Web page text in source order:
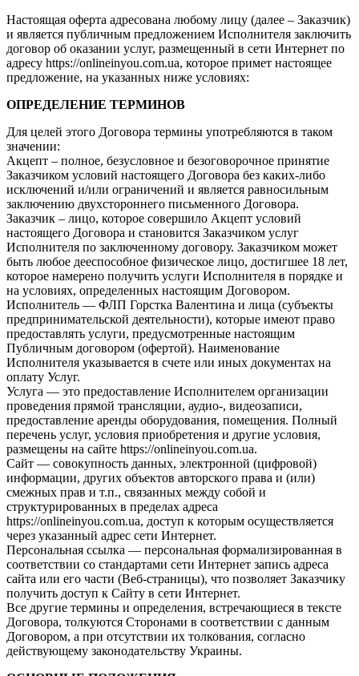
Настоящая оферта адресована любому лицу (далее – Заказчик)
и является публичным предложением Исполнителя заключить
договор об оказании услуг, размещенный в сети Интернет по
адресу https://onlineinyou.com.ua, которое примет настоящее
предложение, на указанных ниже условиях:
ОПРЕДЕЛЕНИЕ ТЕРМИНОВ
Для целей этого Договора термины употребляются в таком
значении:
Акцепт – полное, безусловное и безоговорочное принятие
Заказчиком условий настоящего Договора без каких-либо
исключений и/или ограничений и является равносильным
заключению двухстороннего письменного Договора.
Заказчик – лицо, которое совершило Акцепт условий
настоящего Договора и становится Заказчиком услуг
Исполнителя по заключенному договору. Заказчиком может
быть любое дееспособное физическое лицо, достигшее 18 лет,
которое намерено получить услуги Исполнителя в порядке и
на условиях, определенных настоящим Договором.
Исполнитель — ФЛП Горстка Валентина и лица (субъекты
предпринимательской деятельности), которые имеют право
предоставлять услуги, предусмотренные настоящим
Публичным договором (офертой). Наименование
Исполнителя указывается в счете или иных документах на
оплату Услуг.
Услуга — это предоставление Исполнителем организации
проведения прямой трансляции, аудио-, видеозаписи,
предоставление аренды оборудования, помещения. Полный
перечень услуг, условия приобретения и другие условия,
размещены на сайте https://onlineinyou.com.ua.
Сайт — совокупность данных, электронной (цифровой)
информации, других объектов авторского права и (или)
смежных прав и т.п., связанных между собой и
структурированных в пределах адреса
https://onlineinyou.com.ua, доступ к которым осуществляется
через указанный адрес сети Интернет.
Персональная ссылка — персональная формализированная в
соответствии со стандартами сети Интернет запись адреса
сайта или его части (Веб-страницы), что позволяет Заказчику
получить доступ к Сайту в сети Интернет.
Все другие термины и определения, встречающиеся в тексте
Договора, толкуются Сторонами в соответствии с данным
Договором, а при отсутствии их толкования, согласно
действующему законодательству Украины.